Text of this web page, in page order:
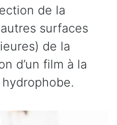
de la
surfaces
de la
d’un film à la